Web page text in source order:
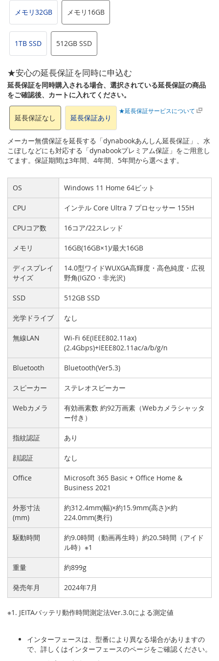
メモリ32GB メモリ16GB
1TB SSD 512GB SSD
★安心の延長保証を同時に申込む
延長保証を同時購入される場合、選択されている延長保証の商品
をご確認後、カートに入れてください。
延長保証なし 延長保証あり
★延長保証サービスについて
メーカー無償保証を延長する「dynabookあんしん延長保証」、水
こぼしなどにも対応する「dynabookプレミアム保証」をご用意し
てます。保証期間は3年間、4年間、5年間から選べます。
OS Windows 11 Home 64ビット
CPU インテル Core Ultra 7 プロセッサー 155H
CPUコア数 16コア/22スレッド
メモリ 16GB(16GB×1)/最大16GB
ディスプレイ
サイズ
14.0型ワイドWUXGA高輝度・高色純度・広視
野角(IGZO・非光沢)
SSD 512GB SSD
光学ドライブ なし
無線LAN
Wi-Fi 6E(IEEE802.11ax)
(2.4Gbps)+IEEE802.11ac/a/b/g/n
Bluetooth Bluetooth(Ver5.3)
スピーカー ステレオスピーカー
Webカメラ
有効画素数 約92万画素（Webカメラシャッタ
ー付き）
指紋認証 あり
顔認証 なし
Office
Microsoft 365 Basic + Office Home &
Business 2021
外形寸法
(mm)
約312.4mm(幅)×約15.9mm(高さ)×約
224.0mm(奥行)
駆動時間
約9.0時間（動画再生時）約20.5時間（アイド
ル時）※1
重量 約899g
発売年月 2024年7月
※1. JEITAバッテリ動作時間測定法Ver.3.0による測定値
インターフェースは、型番により異なる場合がありますの
で、詳しくはインターフェースのページをご確認ください。